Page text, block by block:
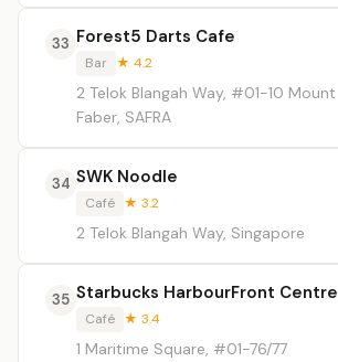
33 Forest5 Darts Cafe
Bar ★ 4.2
2 Telok Blangah Way, #01-10 Mount
Faber, SAFRA
34 SWK Noodle
Café ★ 3.2
2 Telok Blangah Way, Singapore
35 Starbucks HarbourFront Centre
Café ★ 3.4
1 Maritime Square, #01-76/77